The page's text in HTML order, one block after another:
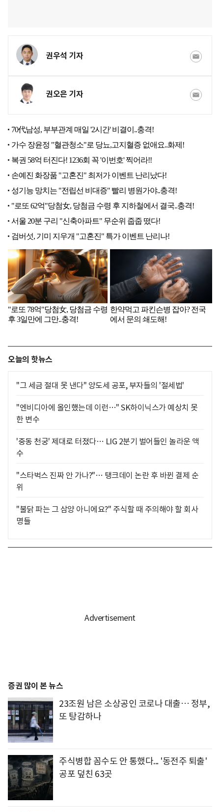
권우석 기자
권오은 기자
오늘의 핫뉴스
"그 세금 절대 못 낸다" 양도세 공포, 부자들의 '절세법'
"엔비디아에 올인했는데 이런…" SK하이닉스가 예상치 못
한 변수
'중동 천궁' 제대로 터졌다… LIG 2분기 벌어들인 놀라운 액
수
"스타벅스 진짜 안 가나?"… 탱크데이 논란 후 바뀐 결제 순
위
"불닭 파는 그 삼양 아니에요?" 주식할 때 주의해야 할 회사
명들
증권 많이 본 뉴스
23조원 남은 소상공인 코로나 대출… 정부,
또 탕감하나
주식병합 꼼수도 안 통했다... '동전주 퇴출'
공포 덮친 63곳